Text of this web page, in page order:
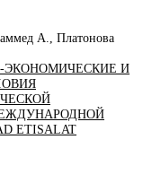
А., Платонова
ЭКОНОМИЧЕСКИЕ И
ETISALAT